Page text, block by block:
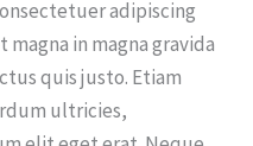
adipiscing
in magna gravida
quis justo. Etiam
ultricies,